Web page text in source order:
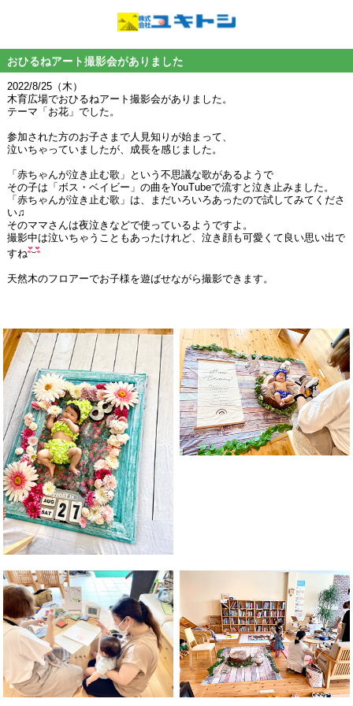
おひるねアート撮影会がありました
2022/8/25（木）
木育広場でおひるねアート撮影会がありました。
テーマ「お花」でした。
参加された方のお子さまで人見知りが始まって、
泣いちゃっていましたが、成長を感じました。
「赤ちゃんが泣き止む歌」という不思議な歌があるようで
その子は「ボス・ベイビー」の曲をYouTubeで流すと泣き止みました。
「赤ちゃんが泣き止む歌」は、まだいろいろあったので試してみてくださ
い♫
そのママさんは夜泣きなどで使っているようですよ。
撮影中は泣いちゃうこともあったけれど、泣き顔も可愛くて良い思い出で
すね
天然木のフロアーでお子様を遊ばせながら撮影できます。